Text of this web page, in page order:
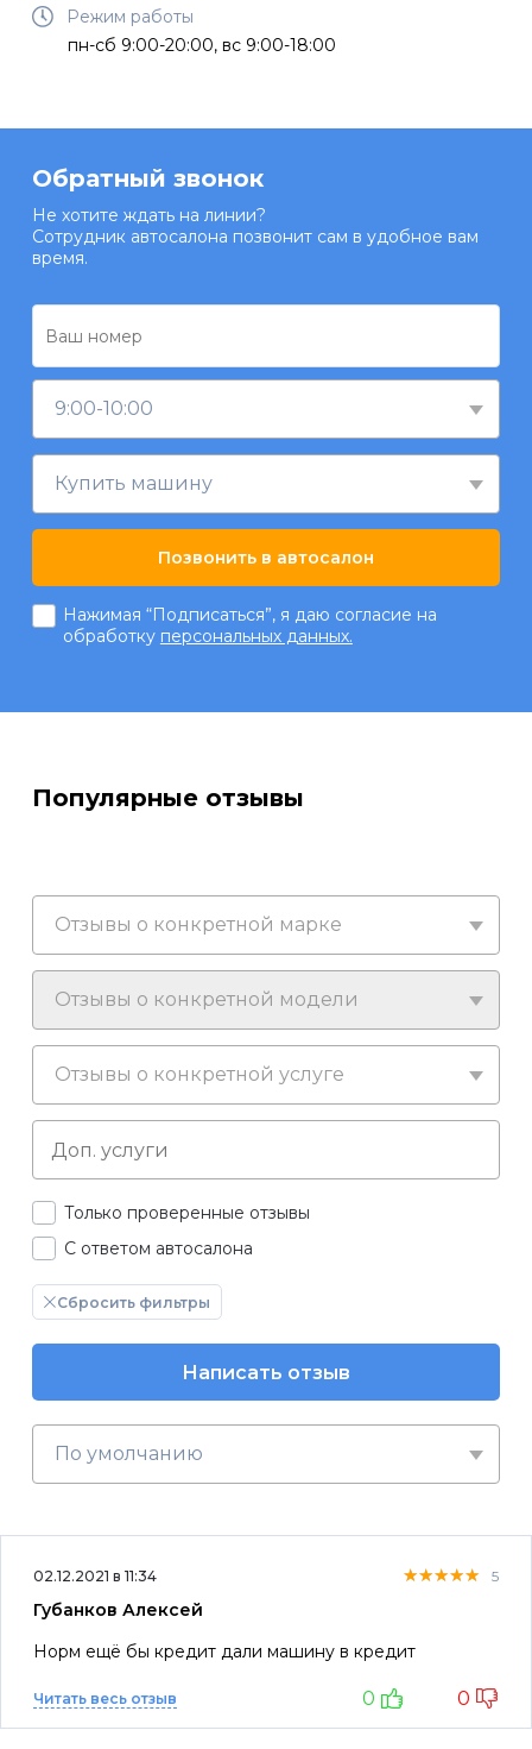
Режим работы
пн-сб 9:00-20:00, вс 9:00-18:00
Обратный звонок
Не хотите ждать на линии?
Сотрудник автосалона позвонит сам в удобное вам
время.
9:00-10:00
Купить машину
Позвонить в автосалон
Нажимая “Подписаться”, я даю согласие на
обработку персональных данных.
Популярные отзывы
Отзывы о конкретной марке
Отзывы о конкретной модели
Отзывы о конкретной услуге
Только проверенные отзывы
С ответом автосалона
Сбросить фильтры
Написать отзыв
По умолчанию
02.12.2021 в 11:34 ★★★★★
★★★★★
★★★★★ 5
Губанков Алексей
Норм ещё бы кредит дали машину в кредит
Читать весь отзыв 0 0